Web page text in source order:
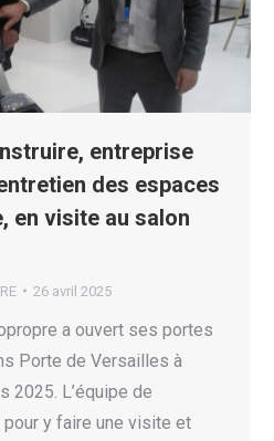
entreprise
des espaces
en visite au salon
26 avril 2025
a ouvert ses portes
Porte de Versailles à
2025. L’équipe de
y faire une visite et